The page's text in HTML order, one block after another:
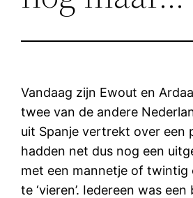
Vandaag zijn Ewout en
twee van de andere
uit Spanje vertrekt over een
hadden net dus nog een
met een mannetje of twintig
te ‘vieren’. Iedereen was